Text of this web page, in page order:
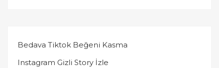
Bedava Tiktok Beğeni Kasma
Instagram Gizli Story İzle